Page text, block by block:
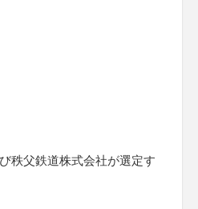
秩父鉄道株式会社が選定す